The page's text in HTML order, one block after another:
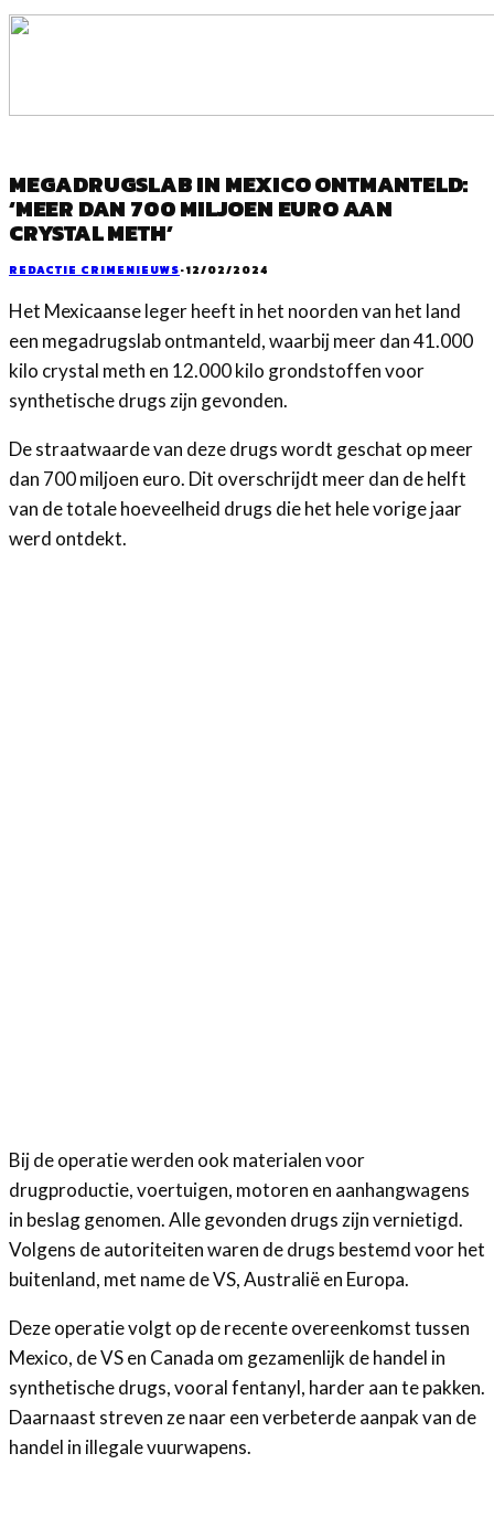
MEGADRUGSLAB IN MEXICO ONTMANTELD:
‘MEER DAN 700 MILJOEN EURO AAN
CRYSTAL METH’
REDACTIE CRIMENIEUWS·12/02/2024
Het Mexicaanse leger heeft in het noorden van het land
een megadrugslab ontmanteld, waarbij meer dan 41.000
kilo crystal meth en 12.000 kilo grondstoffen voor
synthetische drugs zijn gevonden.
De straatwaarde van deze drugs wordt geschat op meer
dan 700 miljoen euro. Dit overschrijdt meer dan de helft
van de totale hoeveelheid drugs die het hele vorige jaar
werd ontdekt.
Bij de operatie werden ook materialen voor
drugproductie, voertuigen, motoren en aanhangwagens
in beslag genomen. Alle gevonden drugs zijn vernietigd.
Volgens de autoriteiten waren de drugs bestemd voor het
buitenland, met name de VS, Australië en Europa.
Deze operatie volgt op de recente overeenkomst tussen
Mexico, de VS en Canada om gezamenlijk de handel in
synthetische drugs, vooral fentanyl, harder aan te pakken.
Daarnaast streven ze naar een verbeterde aanpak van de
handel in illegale vuurwapens.